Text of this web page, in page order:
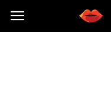
Morzeurody.pl